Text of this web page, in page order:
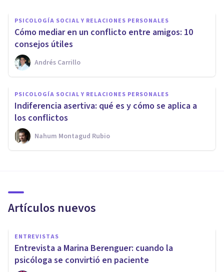
PSICOLOGÍA SOCIAL Y RELACIONES PERSONALES
Cómo mediar en un conflicto entre amigos: 10
consejos útiles
Andrés Carrillo
PSICOLOGÍA SOCIAL Y RELACIONES PERSONALES
Indiferencia asertiva: qué es y cómo se aplica a
los conflictos
Nahum Montagud Rubio
Artículos nuevos
ENTREVISTAS
Entrevista a Marina Berenguer: cuando la
psicóloga se convirtió en paciente